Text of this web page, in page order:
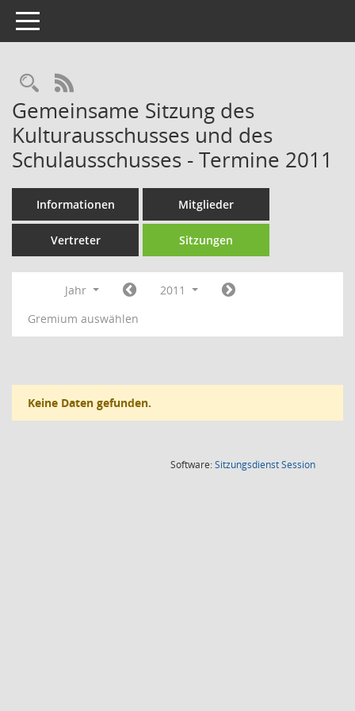
Toggle navigation
Rechercheauswahl
RSS-Feed
Gemeinsame Sitzung des
Kulturausschusses und des
Schulausschusses - Termine 2011
Informationen Mitglieder
Vertreter Sitzungen
Jahr
2011
Gremium auswählen
Keine Daten gefunden.
Software:SitzungsdienstSession(Wird in